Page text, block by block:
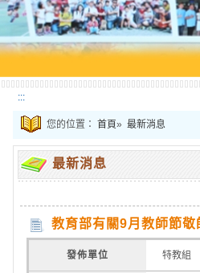
:::
您的位置： 首頁» 最新消息
最新消息
教育部有關9月教師節
發佈單位 特教組